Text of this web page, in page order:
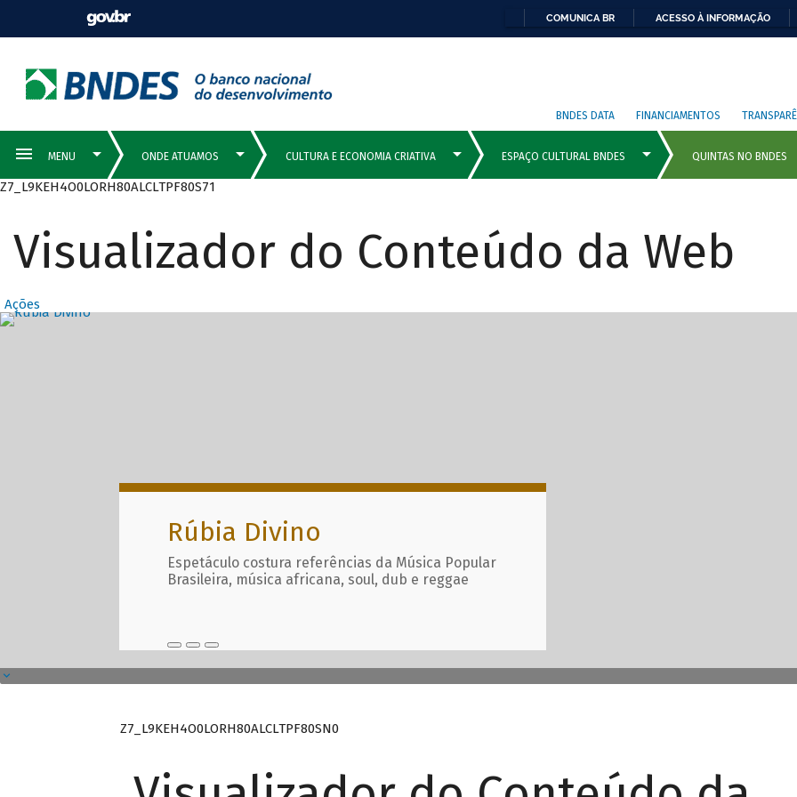
COMUNICA BR ACESSO À INFORMAÇÃO
BNDES DATA FINANCIAMENTOS
Z7_L9KEH4O0LORH80ALCLTPF80S71
Visualizador do Conteúdo da Web
Ações
Destaques Principais com
Rúbia Divino
Espetáculo costura referências da Música Popular
Brasileira, música africana, soul, dub e reggae
Z7_L9KEH4O0LORH80ALCLTPF80SN0